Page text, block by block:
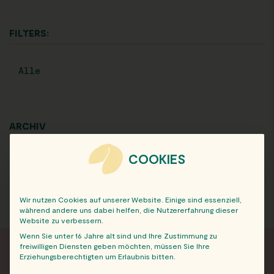
FILTERS:
Alle
ARCHIV
COOKIES
Wir nutzen Cookies auf unserer Website. Einige sind essenziell,
während andere uns dabei helfen, die Nutzererfahrung dieser
Website zu verbessern.
Wenn Sie unter 16 Jahre alt sind und Ihre Zustimmung zu
freiwilligen Diensten geben möchten, müssen Sie Ihre
Erziehungsberechtigten um Erlaubnis bitten.